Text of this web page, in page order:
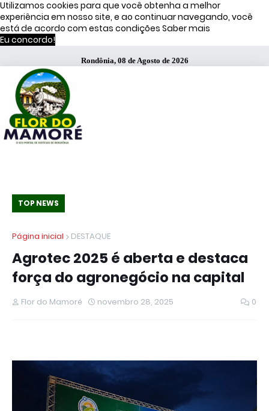
Utilizamos cookies para que você obtenha a melhor
experiência em nosso site, e ao continuar navegando, você
está de acordo com estas condições Saber mais
Eu concordo!
Rondônia, 08 de Agosto de 2026
TOP NEWS
Página inicial DESTAQUE
Agrotec 2025 é aberta e destaca
força do agronegócio na capital
Flor do Mamoré novembro 28, 2025 0